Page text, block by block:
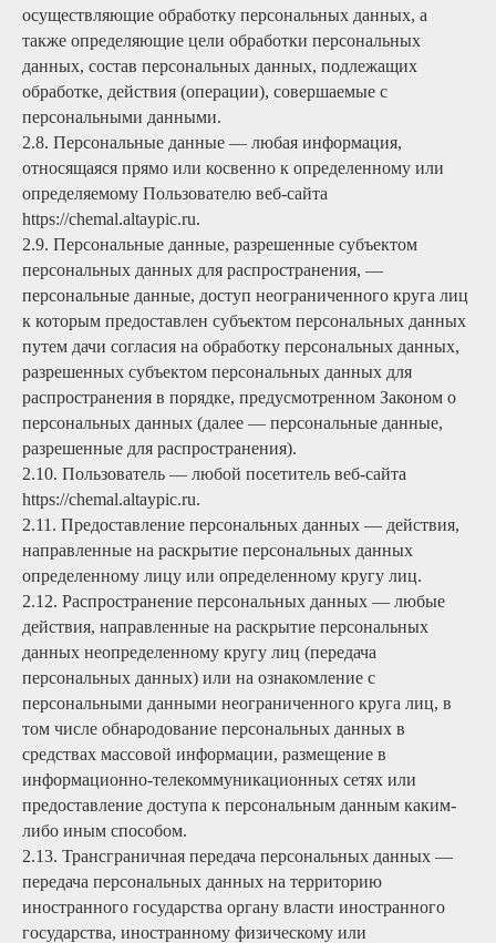
осуществляющие обработку персональных данных, а
также определяющие цели обработки персональных
данных, состав персональных данных, подлежащих
обработке, действия (операции), совершаемые с
персональными данными.
2.8. Персональные данные — любая информация,
относящаяся прямо или косвенно к определенному или
определяемому Пользователю веб-сайта
https://chemal.altaypic.ru.
2.9. Персональные данные, разрешенные субъектом
персональных данных для распространения, —
персональные данные, доступ неограниченного круга лиц
к которым предоставлен субъектом персональных данных
путем дачи согласия на обработку персональных данных,
разрешенных субъектом персональных данных для
распространения в порядке, предусмотренном Законом о
персональных данных (далее — персональные данные,
разрешенные для распространения).
2.10. Пользователь — любой посетитель веб-сайта
https://chemal.altaypic.ru.
2.11. Предоставление персональных данных — действия,
направленные на раскрытие персональных данных
определенному лицу или определенному кругу лиц.
2.12. Распространение персональных данных — любые
действия, направленные на раскрытие персональных
данных неопределенному кругу лиц (передача
персональных данных) или на ознакомление с
персональными данными неограниченного круга лиц, в
том числе обнародование персональных данных в
средствах массовой информации, размещение в
информационно-телекоммуникационных сетях или
предоставление доступа к персональным данным каким-
либо иным способом.
2.13. Трансграничная передача персональных данных —
передача персональных данных на территорию
иностранного государства органу власти иностранного
государства, иностранному физическому или